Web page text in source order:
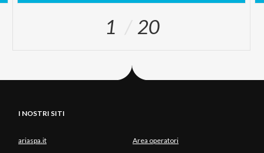
1 20
I NOSTRI SITI
ariaspa.it Area operatori